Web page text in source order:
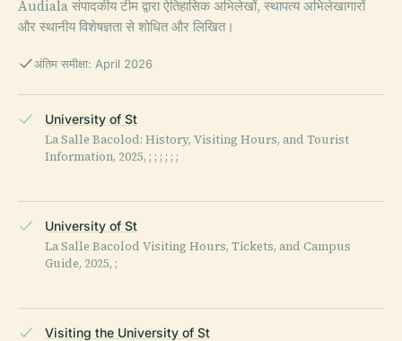
Audiala संपादकीय टीम द्वारा ऐतिहासिक अभिलेखों, स्थापत्य अभिलेखागारों
और स्थानीय विशेषज्ञता से शोधित और लिखित।
अंतिम समीक्षा: April 2026
University of St
La Salle Bacolod: History, Visiting Hours, and Tourist
Information, 2025, ; ; ; ; ; ;
University of St
La Salle Bacolod Visiting Hours, Tickets, and Campus
Guide, 2025, ;
Visiting the University of St